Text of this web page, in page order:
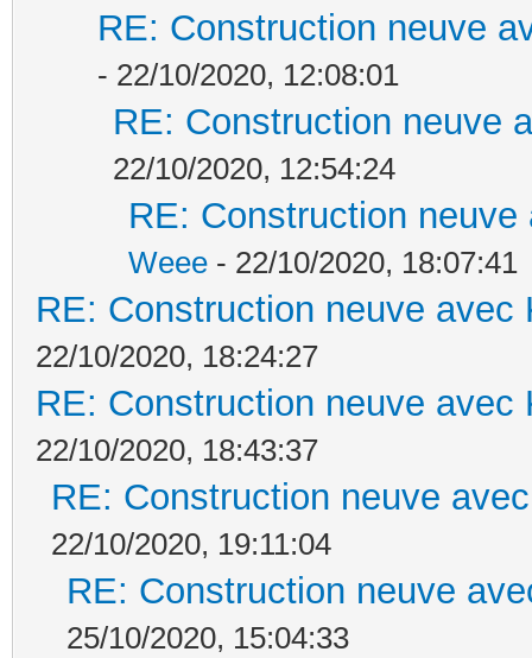
RE: Construction neuve
- 22/10/2020, 12:08:01
RE: Construction neuve
22/10/2020, 12:54:24
RE: Construction
Weee - 22/10/2020, 18:07:41
RE: Construction neuve avec
22/10/2020, 18:24:27
RE: Construction neuve avec
22/10/2020, 18:43:37
RE: Construction neuve
22/10/2020, 19:11:04
RE: Construction neuve
25/10/2020, 15:04:33